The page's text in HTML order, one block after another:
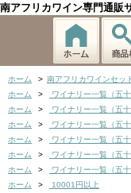
南アフリカワイン専門通販
ホーム > 南アフリカワインセッ
ホーム
> ワイナリー一覧（五十
ホーム
> ワイナリー一覧（五十
ホーム
> ワイナリー一覧（五十
ホーム
> ワイナリー一覧（五十
ホーム
> ワイナリー一覧（五十
ホーム
> ワイナリー一覧（五十
ホーム
> 10001円以上